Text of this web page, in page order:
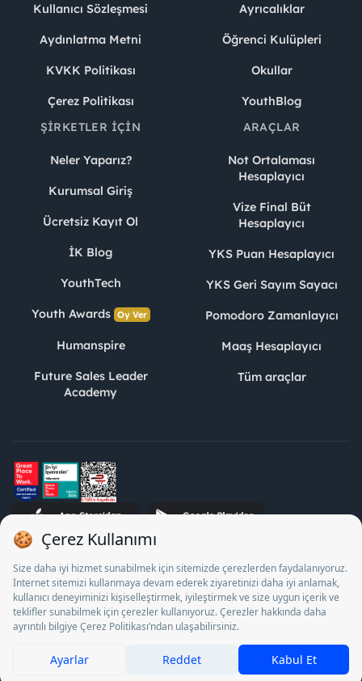
Kullanıcı Sözleşmesi
Aydınlatma Metni
KVKK Politikası
Çerez Politikası
Ayrıcalıklar
Öğrenci Kulüpleri
Okullar
YouthBlog
ŞIRKETLER İÇIN
Neler Yaparız?
Kurumsal Giriş
Ücretsiz Kayıt Ol
İK Blog
YouthTech
Youth Awards Oy Ver
Humanspire
Future Sales Leader
Academy
ARAÇLAR
Not Ortalaması
Hesaplayıcı
Vize Final Büt
Hesaplayıcı
YKS Puan Hesaplayıcı
YKS Geri Sayım Sayacı
Pomodoro Zamanlayıcı
Maaş Hesaplayıcı
Tüm araçlar
STJ İnsan Kaynakları Bilişim ve Danışmanlık A.Ş. Özel İstihdam
Bürosu Olarak 13/05/2025 - 12/05/2028 tarihleri arasında
faaliyette bulunmak üzere, Türkiye İş Kurumu tarafından
18/04/2025 tarih ve 18095710 sayılı karar uyarınca 1078 nolu
belge ile faaliyet göstermektedir. 4904 sayılı kanun uyarınca iş
arayanlardan ücret alınması yasaktır.